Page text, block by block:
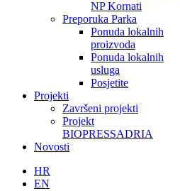
NP Kornati
Preporuka Parka
Ponuda lokalnih
proizvoda
Ponuda lokalnih
usluga
Posjetite
Projekti
Završeni projekti
Projekt
BIOPRESSADRIA
Novosti
HR
EN